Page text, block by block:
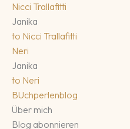
Nicci Trallafitti
Janika
to Nicci Trallafitti
Neri
Janika
to Neri
BUchperlenblog
Über mich
Blog abonnieren